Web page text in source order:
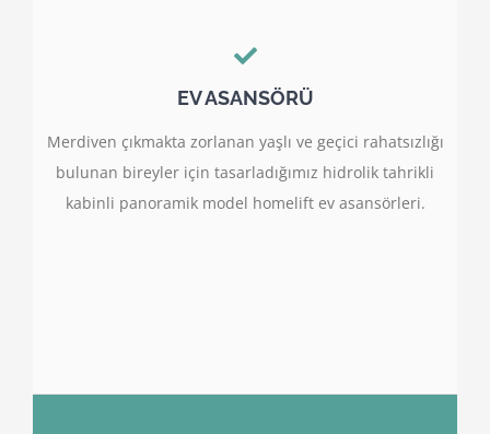
EV ASANSÖRÜ
Merdiven çıkmakta zorlanan yaşlı ve geçici rahatsızlığı
bulunan bireyler için tasarladığımız hidrolik tahrikli
kabinli panoramik model homelift ev asansörleri.